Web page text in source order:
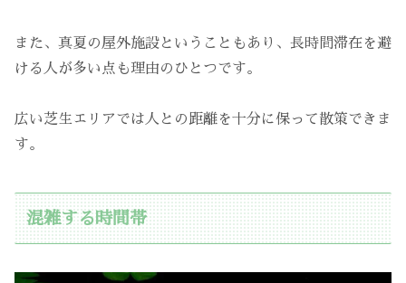
また、真夏の屋外施設ということもあり、長時間滞在を避
ける人が多い点も理由のひとつです。
広い芝生エリアでは人との距離を十分に保って散策できま
す。
混雑する時間帯